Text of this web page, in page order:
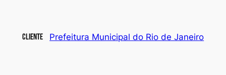
Cliente Prefeitura Municipal do Rio de Janeiro